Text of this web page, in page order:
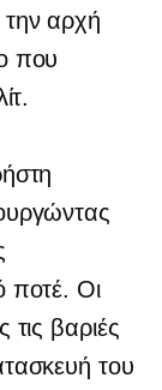
την αρχή
που
ποτέ. Οι
τις βαριές
του